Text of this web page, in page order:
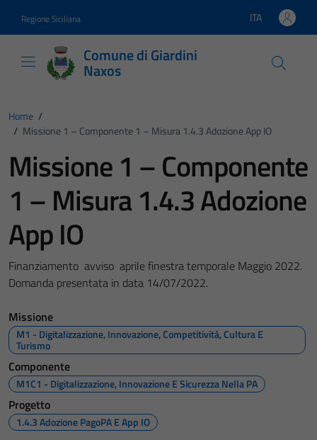
Regione Siciliana Lingua attiva:
ITA
Comune di Giardini
Naxos
Home /
/ Missione 1 – Componente 1 – Misura 1.4.3 Adozione App IO
Missione 1 – Componente
1 – Misura 1.4.3 Adozione
App IO
Finanziamento avviso aprile finestra temporale Maggio 2022.
Domanda presentata in data 14/07/2022.
Missione
M1 - Digitalizzazione, Innovazione, Competitività, Cultura E
Turismo
Componente
M1C1 - Digitalizzazione, Innovazione E Sicurezza Nella PA
Progetto
1.4.3 Adozione PagoPA E App IO